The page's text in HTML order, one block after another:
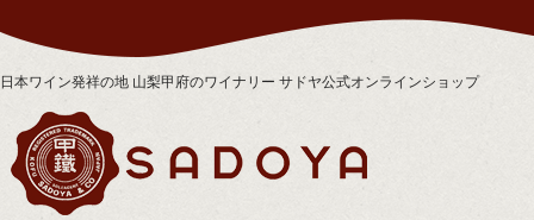
日本ワイン発祥の地 山梨甲府のワイナリー サドヤ公式オンラインショップ